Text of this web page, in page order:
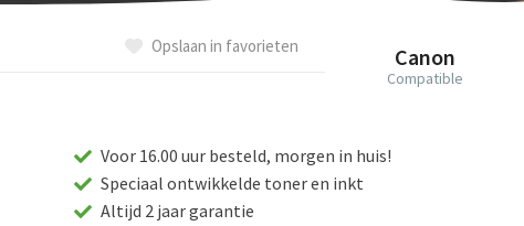
Opslaan in favorieten Canon
Compatible
Voor 16.00 uur besteld, morgen in huis!
Speciaal ontwikkelde toner en inkt
Altijd 2 jaar garantie